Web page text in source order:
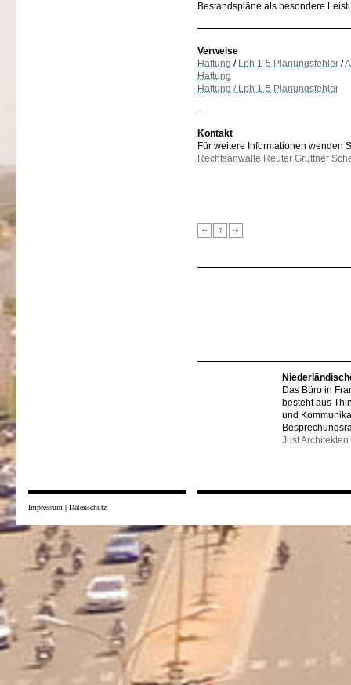
Bestandspläne als besondere
Verweise
Haftung / Lph 1-5 Planungsfehler /
Haftung
Haftung / Lph 1-5 Planungsfehler
Kontakt
Für weitere Informationen wenden
Rechtsanwälte Reuter Grüttner
Das Büro in
besteht aus
und
Just Architekten
Impressum | Datenschutz